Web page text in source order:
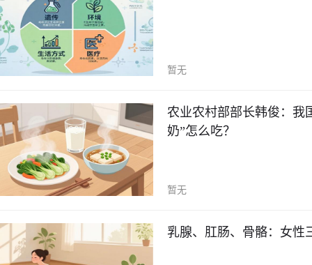
暂无
农业农村部部长韩俊：我
奶”怎么吃？
暂无
乳腺、肛肠、骨骼：女性